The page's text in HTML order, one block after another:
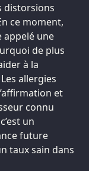
distorsions
ce moment,
appelé une
de plus
à la
allergies
et
connu
un
future
taux sain dans